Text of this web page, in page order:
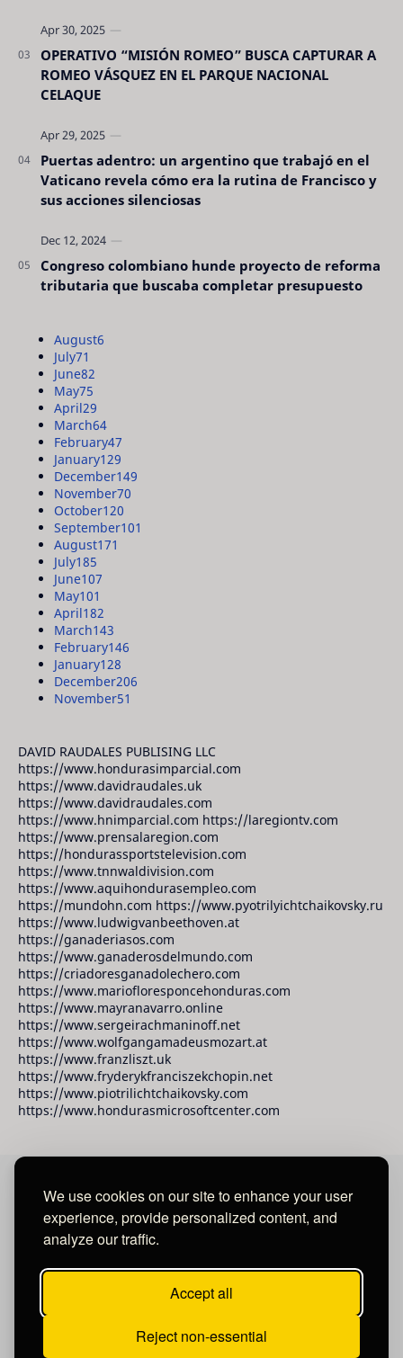
We use cookies on our site to enhance your user
experience, provide personalized content, and
analyze our traffic.
Accept all
Reject non-essential
OPERATIVO “MISIÓN ROMEO” BUSCA CAPTURAR A
ROMEO VÁSQUEZ EN EL PARQUE NACIONAL
CELAQUE
Puertas adentro: un argentino que trabajó en el
Vaticano revela cómo era la rutina de Francisco y
sus acciones silenciosas
Congreso colombiano hunde proyecto de reforma
tributaria que buscaba completar presupuesto
August6
July71
June82
May75
April29
March64
February47
January129
December149
November70
October120
September101
August171
July185
June107
May101
April182
March143
February146
January128
December206
November51
DAVID RAUDALES PUBLISING LLC
https://www.hondurasimparcial.com
https://www.davidraudales.uk
https://www.davidraudales.com
https://www.hnimparcial.com https://laregiontv.com
https://www.prensalaregion.com
https://hondurassportstelevision.com
https://www.tnnwaldivision.com
https://www.aquihondurasempleo.com
https://mundohn.com https://www.pyotrilyichtchaikovsky.ru
https://www.ludwigvanbeethoven.at
https://ganaderiasos.com
https://www.ganaderosdelmundo.com
https://criadoresganadolechero.com
https://www.mariofloresponcehonduras.com
https://www.mayranavarro.online
https://www.sergeirachmaninoff.net
https://www.wolfgangamadeusmozart.at
https://www.franzliszt.uk
https://www.fryderykfranciszekchopin.net
https://www.piotrilichtchaikovsky.com
https://www.hondurasmicrosoftcenter.com
David Raudales Publishing LLC
Salvador.